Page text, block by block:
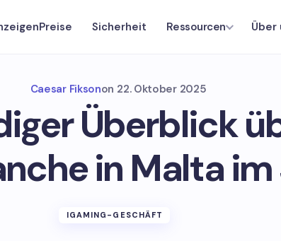
Sicherheit Ressourcen Über
Caesar Fiksonon 22. Oktober 2025
Überblick
in Malta
IGAMING-GESCHÄFT